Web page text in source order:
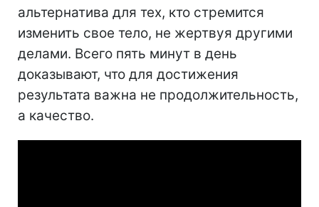
альтернатива для тех, кто стремится
изменить свое тело, не жертвуя другими
делами. Всего пять минут в день
доказывают, что для достижения
результата важна не продолжительность,
а качество.